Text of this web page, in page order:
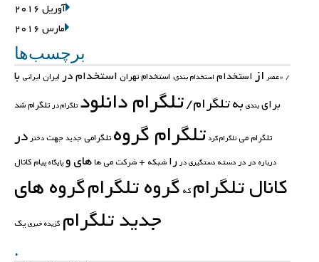
آوریل 2016
مارس 2016
برچسب‌ها
«عصرازاستخداماستخدام بندی:استخدام تهراناستخدام درایرانایرانیبا
برای بندیبهتلگرام/تلگرام دانلودتلگرام در تلگرام شد
تلگرام میتلگرام کردتلگرام گروهتلگرامیجدیدجهتدختردر
دربارهدر در دستهدستگیری در راشبکه + شرکتمیها هایو پایگاهپیامکانال
کانال تلگرامکهگروه تلگرامگروه های
جدید تلگرامگزیده خبرییک